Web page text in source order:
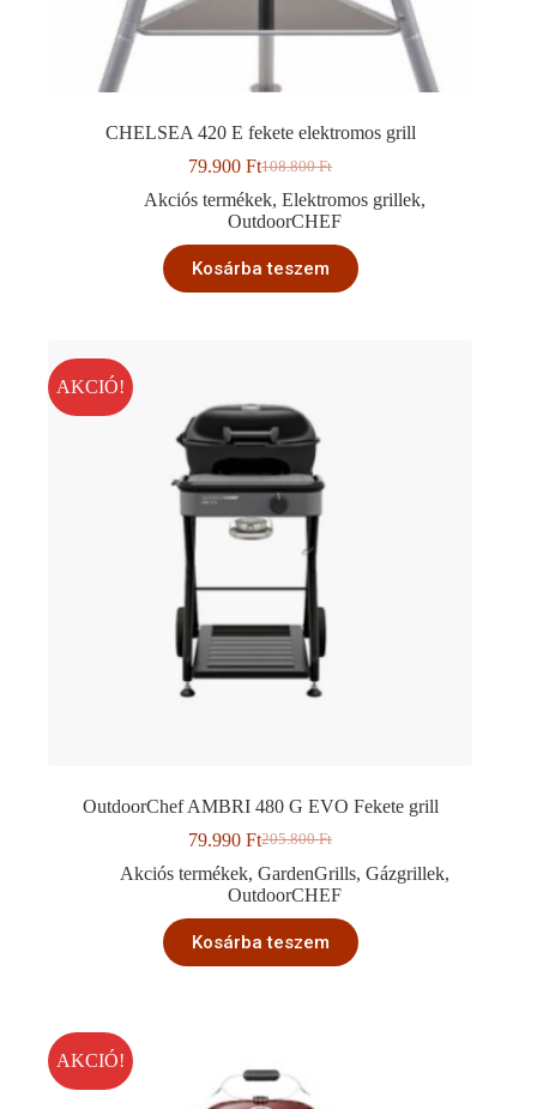
CHELSEA 420 E fekete elektromos grill
108.800Ft
Original
price
was:
108.800 Ft.
79.900FtCurrent
price
is:
79.900 Ft.
Akciós termékek, Elektromos grillek,
OutdoorCHEF
Kosárba teszem
AKCIÓ!
OutdoorChef AMBRI 480 G EVO Fekete grill
205.800Ft
Original
price
was:
79.990FtCurrent
price
is:
Akciós termékek, GardenGrills, Gázgrillek,
OutdoorCHEF
Kosárba teszem
AKCIÓ!